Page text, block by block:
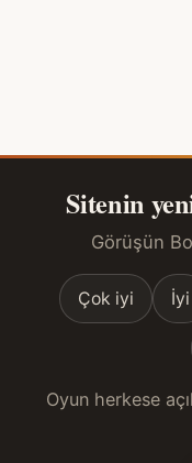
Sitenin
Görüşün
Çok iyi İyi
Oyun herkese